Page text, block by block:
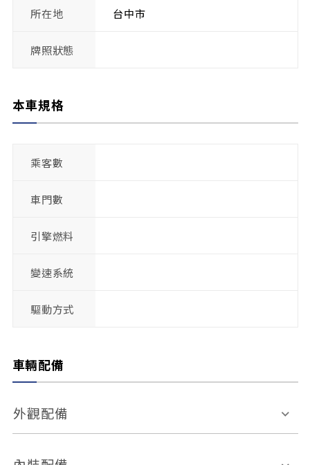
所在地 台中市
牌照狀態
本車規格
乘客數
車門數
引擎燃料
變速系統
驅動方式
車輛配備
外觀配備
電動天窗